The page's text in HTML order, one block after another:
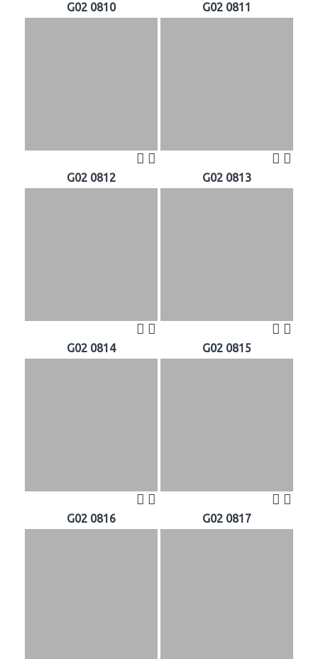
G02 0810 G02 0811
G02 0812 G02 0813
G02 0814 G02 0815
G02 0816 G02 0817